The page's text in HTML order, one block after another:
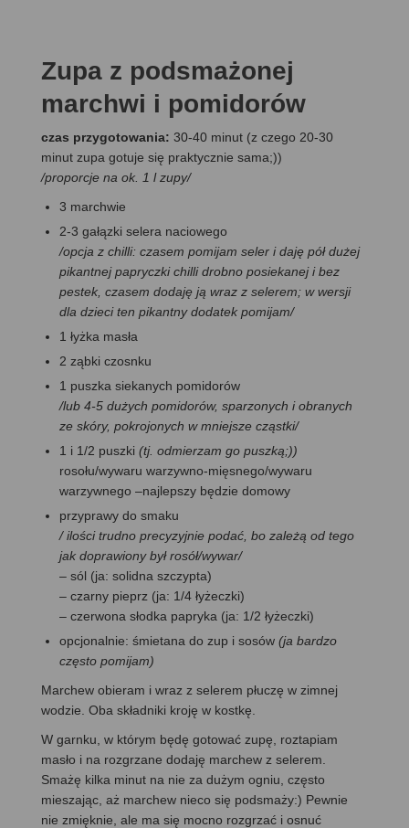
Zupa z podsmażonej
marchwi i pomidorów
czas przygotowania: 30-40 minut (z czego 20-30
minut zupa gotuje się praktycznie sama;))
/proporcje na ok. 1 l zupy/
3 marchwie
2-3 gałązki selera naciowego
/opcja z chilli: czasem pomijam seler i daję pół dużej
pikantnej papryczki chilli drobno posiekanej i bez
pestek, czasem dodaję ją wraz z selerem; w wersji
dla dzieci ten pikantny dodatek pomijam/
1 łyżka masła
2 ząbki czosnku
1 puszka siekanych pomidorów
/lub 4-5 dużych pomidorów, sparzonych i obranych
ze skóry, pokrojonych w mniejsze cząstki/
1 i 1/2 puszki (tj. odmierzam go puszką;))
rosołu/wywaru warzywno-mięsnego/wywaru
warzywnego –najlepszy będzie domowy
przyprawy do smaku
/ ilości trudno precyzyjnie podać, bo zależą od tego
jak doprawiony był rosół/wywar/
– sól (ja: solidna szczypta)
– czarny pieprz (ja: 1/4 łyżeczki)
– czerwona słodka papryka (ja: 1/2 łyżeczki)
opcjonalnie: śmietana do zup i sosów (ja bardzo
często pomijam)
Marchew obieram i wraz z selerem płuczę w zimnej
wodzie. Oba składniki kroję w kostkę.
W garnku, w którym będę gotować zupę, roztapiam
masło i na rozgrzane dodaję marchew z selerem.
Smażę kilka minut na nie za dużym ogniu, często
mieszając, aż marchew nieco się podsmaży:) Pewnie
nie zmięknie, ale ma się mocno rozgrzać i osnuć